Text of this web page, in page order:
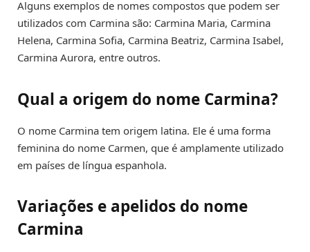
Alguns exemplos de nomes compostos que podem ser
utilizados com Carmina são: Carmina Maria, Carmina
Helena, Carmina Sofia, Carmina Beatriz, Carmina Isabel,
Carmina Aurora, entre outros.
Qual a origem do nome Carmina?
O nome Carmina tem origem latina. Ele é uma forma
feminina do nome Carmen, que é amplamente utilizado
em países de língua espanhola.
Variações e apelidos do nome
Carmina